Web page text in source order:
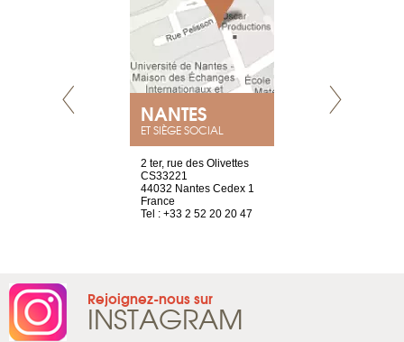
NANTES
ET SIÈGE SOCIAL
2 ter, rue des Olivettes
CS33221
44032 Nantes Cedex 1
France
Tel : +33 2 52 20 20 47
Rejoignez-nous sur
INSTAGRAM